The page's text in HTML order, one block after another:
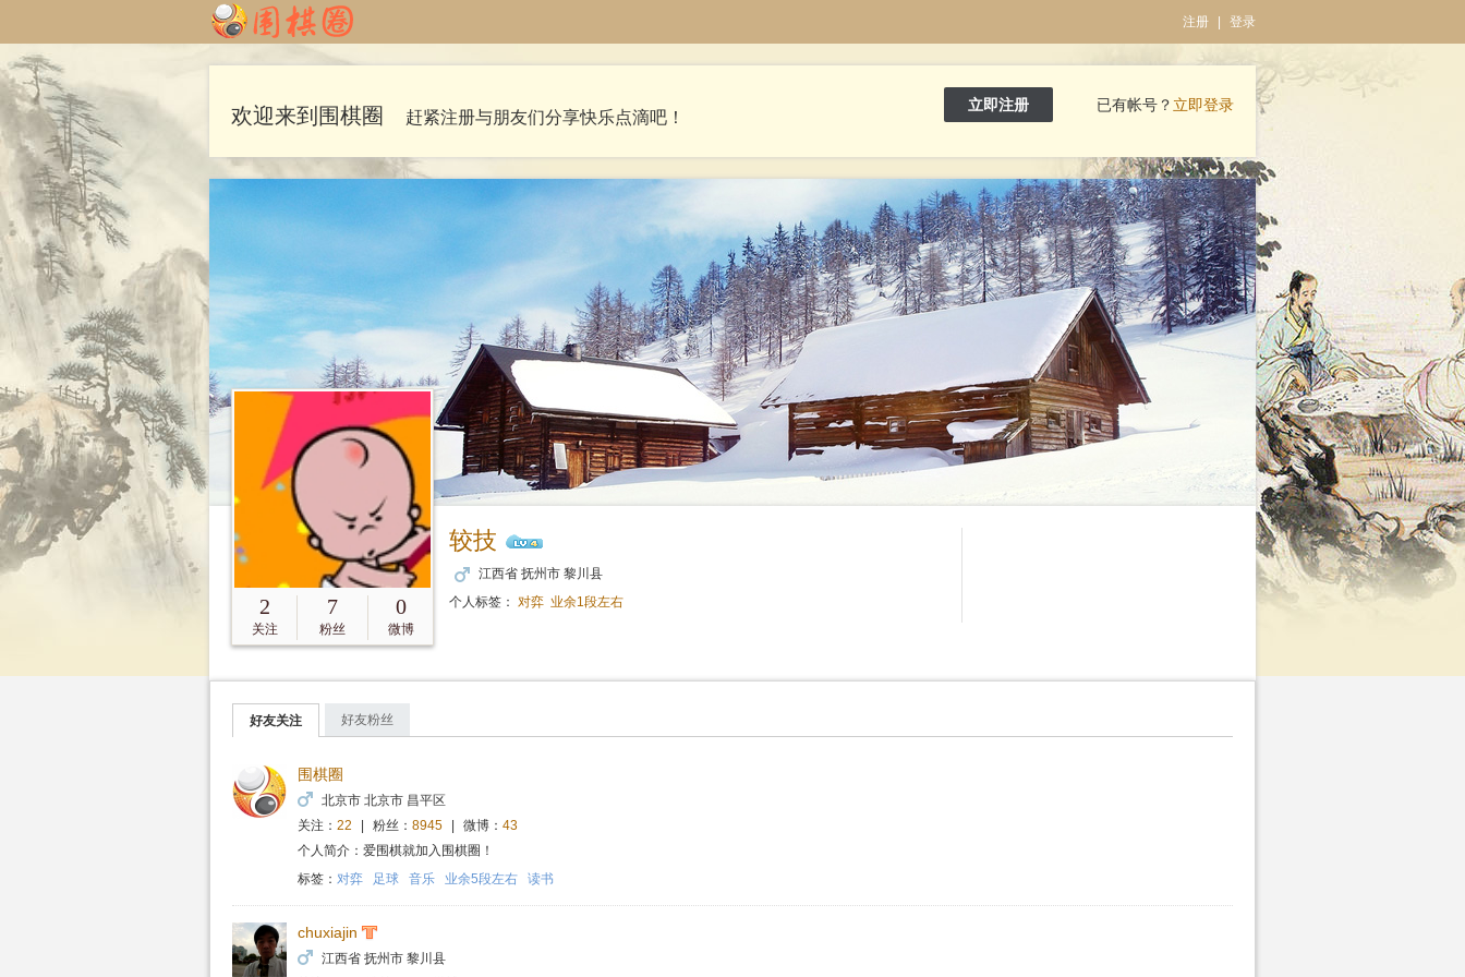
注册 登录
立即注册 已有帐号？ 立即登录
欢迎来到围棋圈 赶紧注册与朋友们分享快乐点滴吧！
2
关注
7
粉丝
0
微博
较技
江西省 抚州市 黎川县
个人标签： 对弈 业余1段左右
好友关注 好友粉丝
围棋圈
北京市 北京市 昌平区
关注： 22 粉丝： 8945 微博： 43
个人简介：爱围棋就加入围棋圈！
标签： 对弈 足球 音乐 业余5段左右 读书
chuxiajin
江西省 抚州市 黎川县